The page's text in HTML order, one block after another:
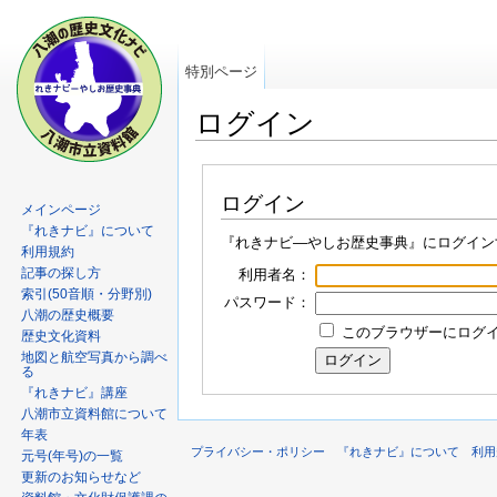
ログイン
ログイン
『れきナビ―やしお歴史事典』にログイ
利用者名：
パスワード：
このブラウザーにログ
特別ページ
メインページ
『れきナビ』について
利用規約
記事の探し方
索引(50音順・分野別)
八潮の歴史概要
歴史文化資料
地図と航空写真から調べ
る
『れきナビ』講座
八潮市立資料館について
年表
元号(年号)の一覧
更新のお知らせなど
プライバシー・ポリシー 『れきナビ』について 利